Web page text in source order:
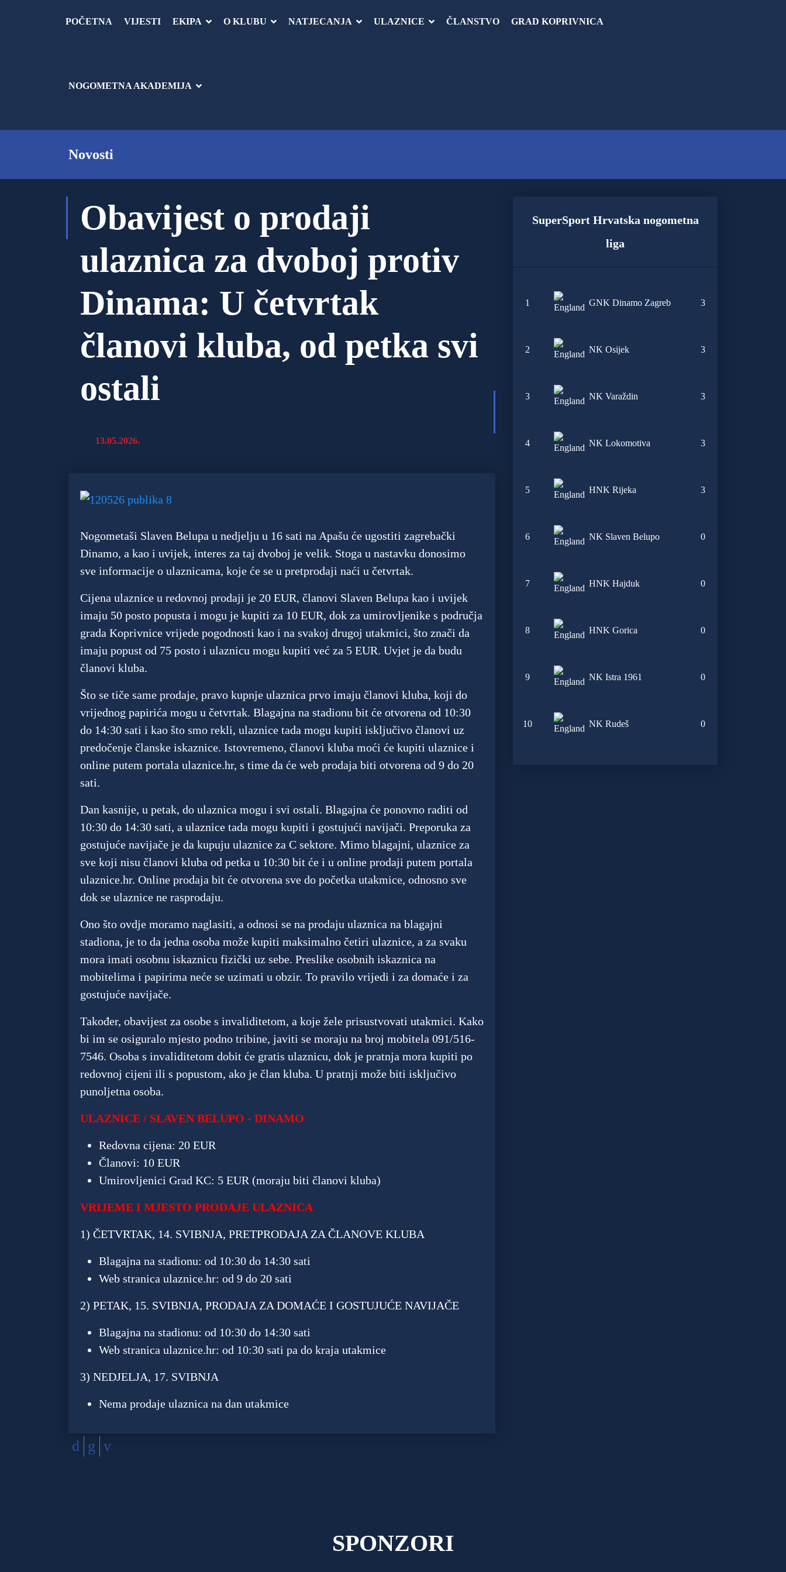
POČETNA VIJESTI EKIPA O KLUBU NATJECANJA ULAZNICE ČLANSTVO GRAD KOPRIVNICA
NOGOMETNA AKADEMIJA
Novosti
Obavijest o prodaji
ulaznica za dvoboj protiv
Dinama: U četvrtak
članovi kluba, od petka svi
ostali
13.05.2026.
Nogometaši Slaven Belupa u nedjelju u 16 sati na Apašu će ugostiti zagrebački
Dinamo, a kao i uvijek, interes za taj dvoboj je velik. Stoga u nastavku donosimo
sve informacije o ulaznicama, koje će se u pretprodaji naći u četvrtak.
Cijena ulaznice u redovnoj prodaji je 20 EUR, članovi Slaven Belupa kao i uvijek
imaju 50 posto popusta i mogu je kupiti za 10 EUR, dok za umirovljenike s područja
grada Koprivnice vrijede pogodnosti kao i na svakoj drugoj utakmici, što znači da
imaju popust od 75 posto i ulaznicu mogu kupiti već za 5 EUR. Uvjet je da budu
članovi kluba.
Što se tiče same prodaje, pravo kupnje ulaznica prvo imaju članovi kluba, koji do
vrijednog papirića mogu u četvrtak. Blagajna na stadionu bit će otvorena od 10:30
do 14:30 sati i kao što smo rekli, ulaznice tada mogu kupiti isključivo članovi uz
predočenje članske iskaznice. Istovremeno, članovi kluba moći će kupiti ulaznice i
online putem portala ulaznice.hr, s time da će web prodaja biti otvorena od 9 do 20
sati.
Dan kasnije, u petak, do ulaznica mogu i svi ostali. Blagajna će ponovno raditi od
10:30 do 14:30 sati, a ulaznice tada mogu kupiti i gostujući navijači. Preporuka za
gostujuće navijače je da kupuju ulaznice za C sektore. Mimo blagajni, ulaznice za
sve koji nisu članovi kluba od petka u 10:30 bit će i u online prodaji putem portala
ulaznice.hr. Online prodaja bit će otvorena sve do početka utakmice, odnosno sve
dok se ulaznice ne rasprodaju.
Ono što ovdje moramo naglasiti, a odnosi se na prodaju ulaznica na blagajni
stadiona, je to da jedna osoba može kupiti maksimalno četiri ulaznice, a za svaku
mora imati osobnu iskaznicu fizički uz sebe. Preslike osobnih iskaznica na
mobitelima i papirima neće se uzimati u obzir. To pravilo vrijedi i za domaće i za
gostujuće navijače.
Također, obavijest za osobe s invaliditetom, a koje žele prisustvovati utakmici. Kako
bi im se osiguralo mjesto podno tribine, javiti se moraju na broj mobitela 091/516-
7546. Osoba s invaliditetom dobit će gratis ulaznicu, dok je pratnja mora kupiti po
redovnoj cijeni ili s popustom, ako je član kluba. U pratnji može biti isključivo
punoljetna osoba.
ULAZNICE / SLAVEN BELUPO - DINAMO
Redovna cijena: 20 EUR
Članovi: 10 EUR
Umirovljenici Grad KC: 5 EUR (moraju biti članovi kluba)
VRIJEME I MJESTO PRODAJE ULAZNICA
1) ČETVRTAK, 14. SVIBNJA, PRETPRODAJA ZA ČLANOVE KLUBA
Blagajna na stadionu: od 10:30 do 14:30 sati
Web stranica ulaznice.hr: od 9 do 20 sati
2) PETAK, 15. SVIBNJA, PRODAJA ZA DOMAĆE I GOSTUJUĆE NAVIJAČE
Blagajna na stadionu: od 10:30 do 14:30 sati
Web stranica ulaznice.hr: od 10:30 sati pa do kraja utakmice
3) NEDJELJA, 17. SVIBNJA
Nema prodaje ulaznica na dan utakmice
SuperSport Hrvatska nogometna
liga
1 GNK Dinamo Zagreb 3
2 NK Osijek 3
3 NK Varaždin 3
4 NK Lokomotiva 3
5 HNK Rijeka 3
6 NK Slaven Belupo 0
7 HNK Hajduk 0
8 HNK Gorica 0
9 NK Istra 1961 0
10 NK Rudeš 0
SPONZORI